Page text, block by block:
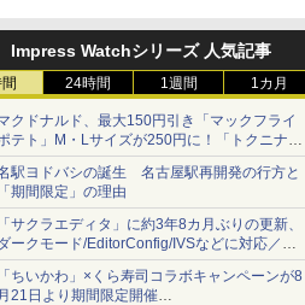
Impress Watchシリーズ 人気記事
24時間 1週間 1カ月
クドナルド、最大150円引き「マックフライ
テト」M・Lサイズが250円に！「トクニナル
」キャンペーン
駅ヨドバシの誕生 名古屋駅再開発の行方と
期間限定」の理由
サクラエディタ」に約3年8カ月ぶりの更新、
ークモード/EditorConfig/IVSなどに対応／複
の脆弱性に対処したセキュリティアップデー
ちいかわ」×くら寿司コラボキャンペーンが8
21日より期間限定開催